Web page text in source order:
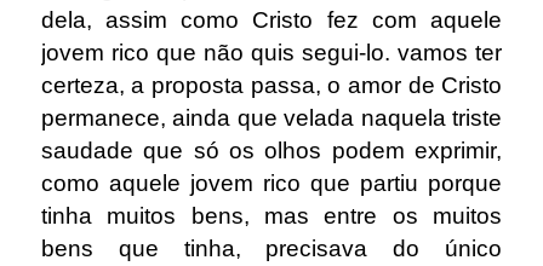
dela, assim como Cristo fez com aquele
jovem rico que não quis segui-lo. vamos ter
certeza, a proposta passa, o amor de Cristo
permanece, ainda que velada naquela triste
saudade que só os olhos podem exprimir,
como aquele jovem rico que partiu porque
tinha muitos bens, mas entre os muitos
bens que tinha, precisava do único